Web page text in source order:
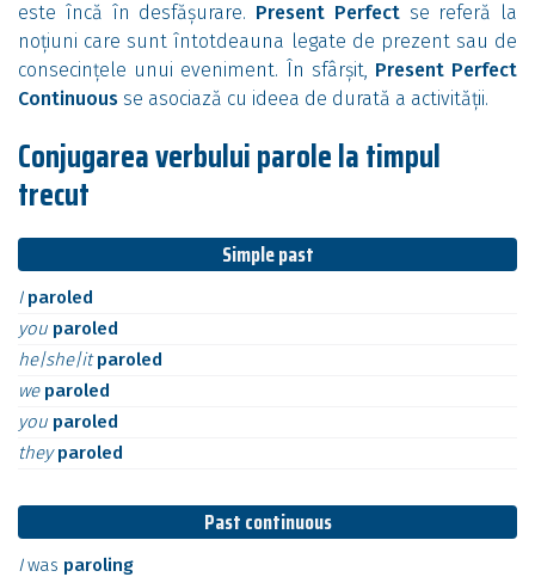
este încă în desfășurare. Present Perfectse referă la
noțiuni care sunt întotdeauna legate de prezent sau de
consecințele unui eveniment. În sfârșit, Present Perfect
Continuous se asociază cu ideea de durată a activității.
Conjugarea verbului parole la timpul
trecut
Simple past
I paroled
you paroled
he|she|itparoled
we paroled
you paroled
theyparoled
Past continuous
Iwas paroling